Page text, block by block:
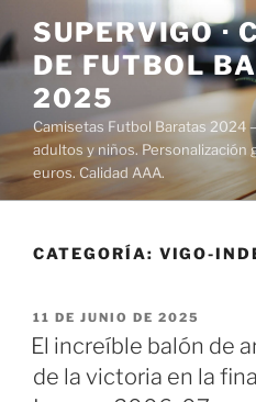
al
contenido
SUPERVIGO ·
DE FUTBOL
2025
Camisetas Futbol Baratas 2024
adultos y niños.
euros. Calidad AAA.
CATEGORÍA: VIGO-
PUBLICADO
EL
11 DE JUNIO DE 2025
El increíble balón de
de la victoria en la